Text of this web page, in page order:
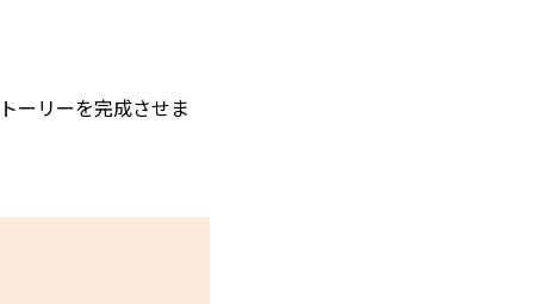
ーリーを完成させま